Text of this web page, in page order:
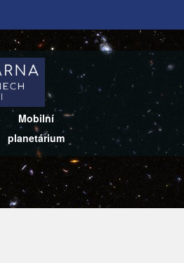
Mobilní
planetárium